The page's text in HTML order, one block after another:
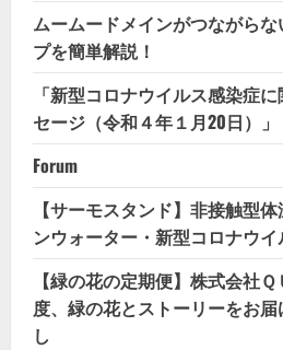
ムームードメインがつながら
プを簡単解説！
「新型コロナウイルス感染症
セージ（令和４年１月20日）」
Forum
【サーモスタンド】非接触型
ンウォーター・新型コロナウ
【緑の花の定期便】株式会社
度、緑の花とストーリーをお
し